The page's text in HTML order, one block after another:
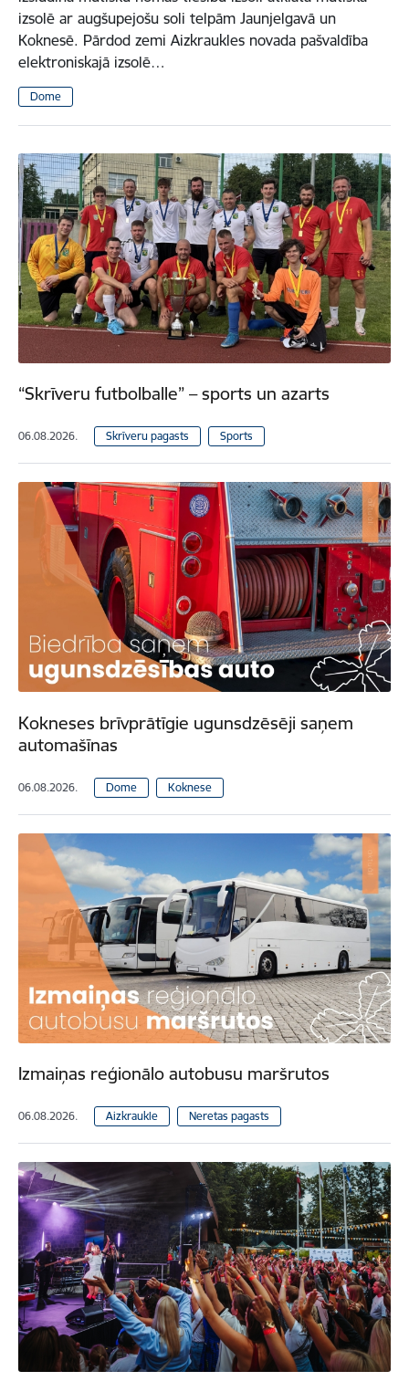
izsolē ar augšupejošu soli telpām Jaunjelgavā un
Koknesē. Pārdod zemi Aizkraukles novada pašvaldība
elektroniskajā izsolē…
Dome
“Skrīveru futbolballe” – sports un azarts
06.08.2026. Skrīveru pagasts Sports
Kokneses brīvprātīgie ugunsdzēsēji saņem
automašīnas
06.08.2026. Dome Koknese
Izmaiņas reģionālo autobusu maršrutos
06.08.2026. Aizkraukle Neretas pagasts